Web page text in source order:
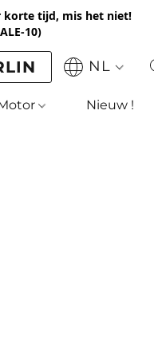
korte tijd, mis het niet!
10)
NL
Nieuw !